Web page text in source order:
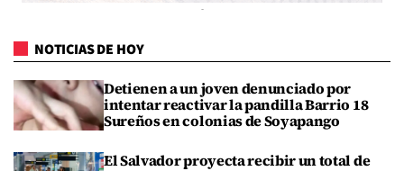
NOTICIAS DE HOY
Detienen a un joven denunciado por
intentar reactivar la pandilla Barrio 18
Sureños en colonias de Soyapango
El Salvador proyecta recibir un total de